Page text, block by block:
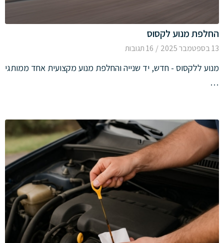
החלפת מנוע לקסוס
13 בספטמבר 2025 / 16 תגובות
מנוע ללקסוס - חדש, יד שנייה והחלפת מנוע מקצועית אחד ממותגי
…